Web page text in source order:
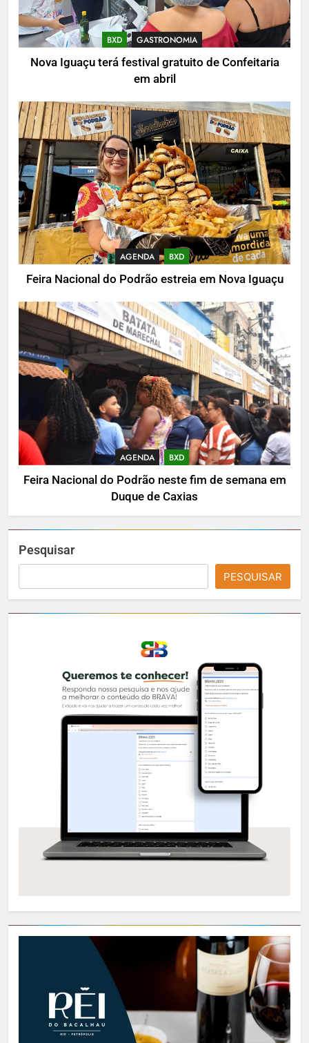
BXD GASTRONOMIA
Nova Iguaçu terá festival gratuito de Confeitaria
em abril
AGENDA BXD
Feira Nacional do Podrão estreia em Nova Iguaçu
AGENDA BXD
Feira Nacional do Podrão neste fim de semana em
Duque de Caxias
Pesquisar
PESQUISAR